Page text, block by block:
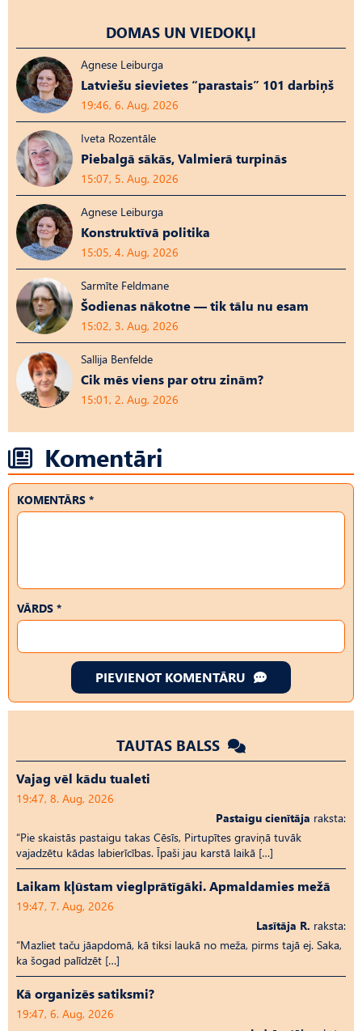
DOMAS UN VIEDOKĻI
Agnese Leiburga
Latviešu sievietes “parastais” 101 darbiņš
19:46, 6. Aug, 2026
Iveta Rozentāle
Piebalgā sākās, Valmierā turpinās
15:07, 5. Aug, 2026
Agnese Leiburga
Konstruktīvā politika
15:05, 4. Aug, 2026
Sarmīte Feldmane
Šodienas nākotne — tik tālu nu esam
15:02, 3. Aug, 2026
Sallija Benfelde
Cik mēs viens par otru zinām?
15:01, 2. Aug, 2026
Komentāri
KOMENTĀRS *
VĀRDS *
PIEVIENOT KOMENTĀRU
TAUTAS BALSS
Vajag vēl kādu tualeti
19:47, 8. Aug, 2026
Pastaigu cienītāja raksta:
“Pie skaistās pastaigu takas Cēsīs, Pirtupītes graviņā tuvāk
vajadzētu kādas labierīcības. Īpaši jau karstā laikā […]
Laikam kļūstam vieglprātīgāki. Apmaldamies mežā
19:47, 7. Aug, 2026
Lasītāja R. raksta:
“Mazliet taču jāapdomā, kā tiksi laukā no meža, pirms tajā ej. Saka,
ka šogad palīdzēt […]
Kā organizēs satiksmi?
19:47, 6. Aug, 2026